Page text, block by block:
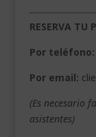
RESERVA TU
Por teléfono:
Por email:
(Es necesario
asistentes)